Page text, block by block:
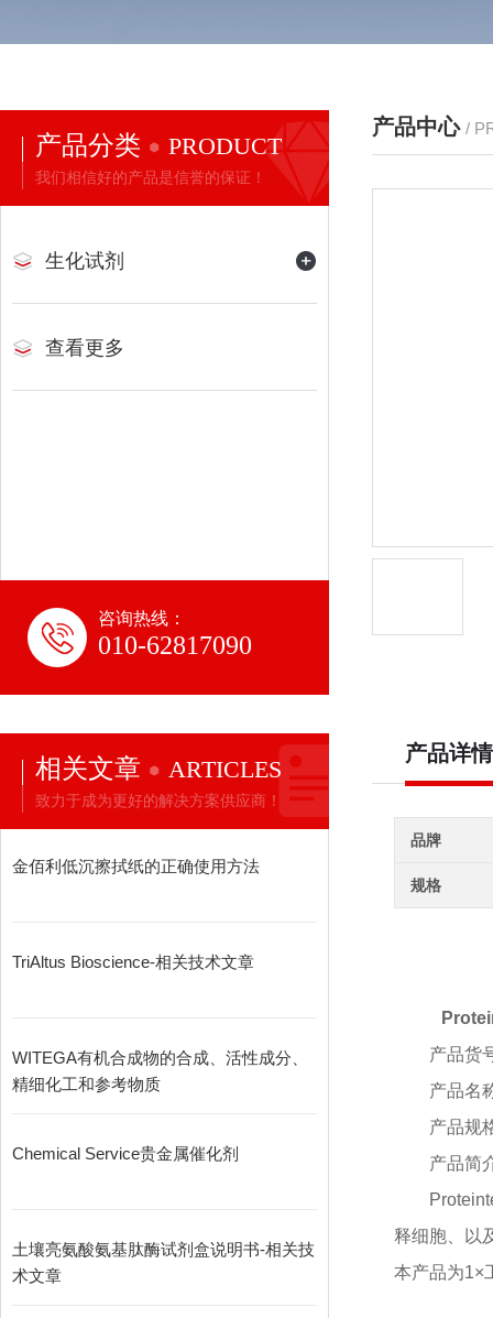
产品分类 PRODUCT
我们相信好的产品是信誉的保证！
生化试剂
查看更多
咨询热线：
010-62817090
相关文章 ARTICLES
致力于成为更好的解决方案供应商！
金佰利低沉擦拭纸的正确使用方法
TriAltus Bioscience-相关技术文章
WITEGA有机合成物的合成、活性成分、
精细化工和参考物质
Chemical Service贵金属催化剂
土壤亮氨酸氨基肽酶试剂盒说明书-相关技
术文章
产品中心 /
产品详情
品牌
规格
产品货
产品名
产品规
产品简
释细胞、以
本产品为1×